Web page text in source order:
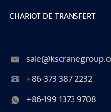
CHARIOT DE TRANSFERT
+86-373 387 2232
+86-199 1373 9708